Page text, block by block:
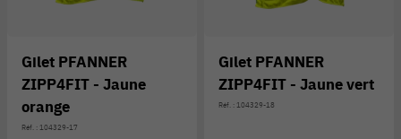
Gilet PFANNER
ZIPP4FIT - Jaune
orange
Réf. : 104329-17
Gilet PFANNER
ZIPP4FIT - Jaune vert
Réf. : 104329-18